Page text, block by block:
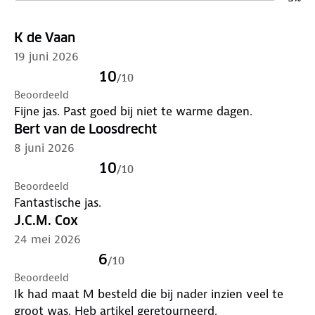
K de Vaan
19 juni 2026
10/10
Beoordeeld
Fijne jas. Past goed bij niet te warme dagen.
Bert van de Loosdrecht
8 juni 2026
10/10
Beoordeeld
Fantastische jas.
J.C.M. Cox
24 mei 2026
6/10
Beoordeeld
Ik had maat M besteld die bij nader inzien veel te
groot was. Heb artikel geretourneerd.